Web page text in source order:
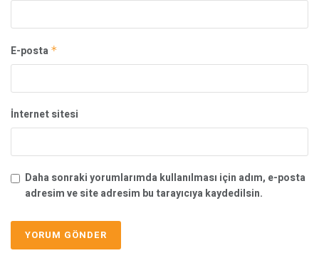
E-posta *
İnternet sitesi
Daha sonraki yorumlarımda kullanılması için adım, e-posta
adresim ve site adresim bu tarayıcıya kaydedilsin.